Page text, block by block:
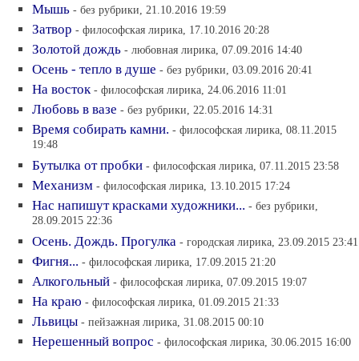
Мышь - без рубрики, 21.10.2016 19:59
Затвор - философская лирика, 17.10.2016 20:28
Золотой дождь - любовная лирика, 07.09.2016 14:40
Осень - тепло в душе - без рубрики, 03.09.2016 20:41
На восток - философская лирика, 24.06.2016 11:01
Любовь в вазе - без рубрики, 22.05.2016 14:31
Время собирать камни. - философская лирика, 08.11.2015
19:48
Бутылка от пробки - философская лирика, 07.11.2015 23:58
Механизм - философская лирика, 13.10.2015 17:24
Нас напишут красками художники... - без рубрики,
28.09.2015 22:36
Осень. Дождь. Прогулка - городская лирика, 23.09.2015 23:41
Фигня... - философская лирика, 17.09.2015 21:20
Алкогольный - философская лирика, 07.09.2015 19:07
На краю - философская лирика, 01.09.2015 21:33
Львицы - пейзажная лирика, 31.08.2015 00:10
Нерешенный вопрос - философская лирика, 30.06.2015 16:00